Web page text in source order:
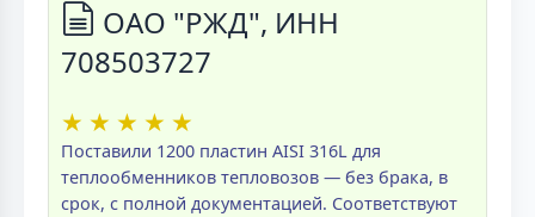
ОАО "РЖД", ИНН
708503727
★ ★ ★ ★ ★
Поставили 1200 пластин AISI 316L для
теплообменников тепловозов — без брака, в
срок, с полной документацией. Соответствуют